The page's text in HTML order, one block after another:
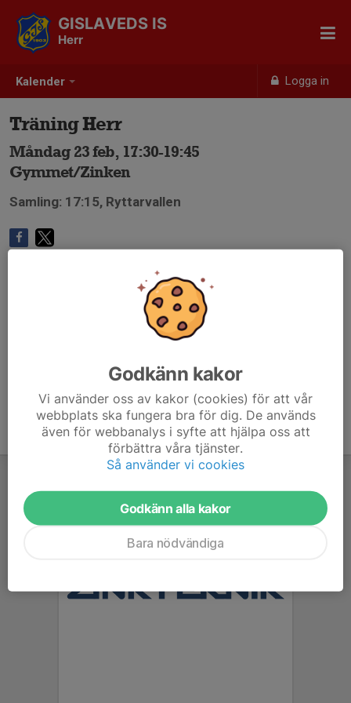
Kalender Logga in
GISLAVEDS IS
Herr
Träning Herr
Måndag 23 feb, 17:30-19:45
Gymmet/Zinken
Samling: 17:15, Ryttarvallen
Godkänn kakor
Vi använder oss av kakor (cookies) för att vår
webbplats ska fungera bra för dig. De används
även för webbanalys i syfte att hjälpa oss att
förbättra våra tjänster.
Så använder vi cookies
Godkänn alla kakor
Bara nödvändiga